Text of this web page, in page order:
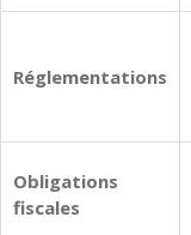
Réglementations
Obligations
fiscales